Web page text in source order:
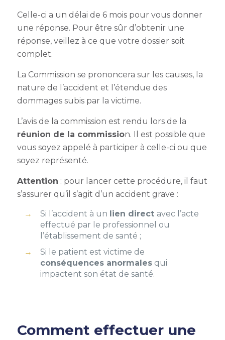
Celle-ci a un délai de 6 mois pour vous donner
une réponse. Pour être sûr d’obtenir une
réponse, veillez à ce que votre dossier soit
complet.
La Commission se prononcera sur les causes, la
nature de l’accident et l’étendue des
dommages subis par la victime.
L’avis de la commission est rendu lors de la
réunion de la commission. Il est possible que
vous soyez appelé à participer à celle-ci ou que
soyez représenté.
Attention : pour lancer cette procédure, il faut
s’assurer qu’il s’agit d’un accident grave :
Si l’accident à un lien direct avec l’acte
effectué par le professionnel ou
l’établissement de santé ;
Si le patient est victime de
conséquences anormalesqui
impactent son état de santé.
Comment effectuer une